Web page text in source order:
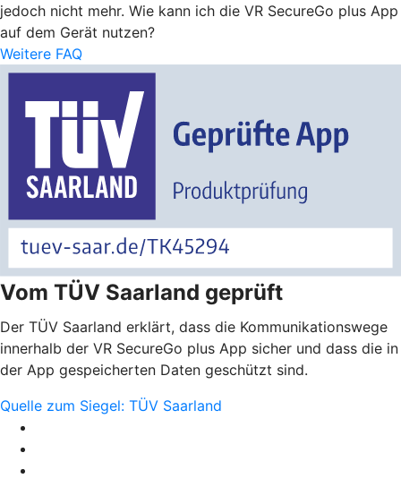
jedoch nicht mehr. Wie kann ich die VR SecureGo plus App
auf dem Gerät nutzen?
Weitere FAQ
Vom TÜV Saarland geprüft
Der TÜV Saarland erklärt, dass die Kommunikationswege
innerhalb der VR SecureGo plus App sicher und dass die in
der App gespeicherten Daten geschützt sind.
Quelle zum Siegel: TÜV Saarland